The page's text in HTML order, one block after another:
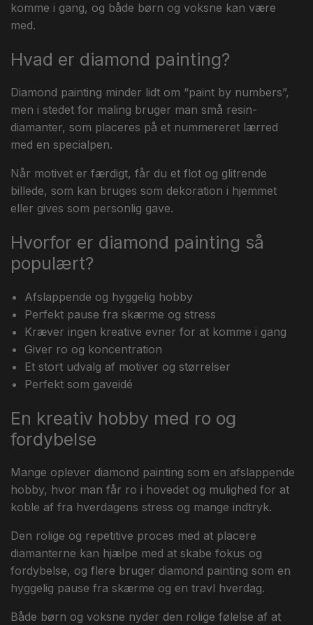
komme i gang, og både børn og voksne kan være
med.
Hvad er diamond painting?
Diamond painting minder lidt om “paint by numbers”,
men i stedet for maling bruger man små resin-
diamanter, som placeres på et nummereret lærred
med en specialpen.
Når motivet er færdigt, får du et flot og glitrende
billede, som kan bruges som dekoration i hjemmet
eller gives som personlig gave.
Hvorfor er diamond painting så
populært?
Afslappende og hyggelig hobby
Perfekt pause fra skærme og stress
Kræver ingen kreative evner for at komme i gang
Giver ro og koncentration
Et stort udvalg af motiver og størrelser
Perfekt som gaveidé
En kreativ hobby med ro og
fordybelse
Mange oplever diamond painting som en afslappende
hobby, hvor man får ro i hovedet og mulighed for at
koble af fra hverdagens stress og mange indtryk.
Den rolige og repetitive proces med at placere
diamanterne kan hjælpe med at skabe fokus og
fordybelse, og flere bruger diamond painting som en
hyggelig pause fra skærme og en travl hverdag.
Både børn og voksne nyder den rolige følelse af at